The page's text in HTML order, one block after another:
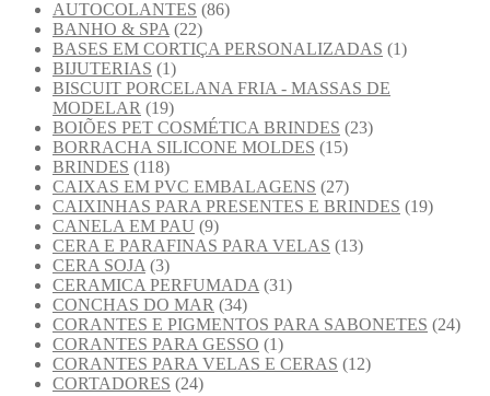
AUTOCOLANTES (86)
BANHO & SPA (22)
BASES EM CORTIÇA PERSONALIZADAS (1)
BIJUTERIAS (1)
BISCUIT PORCELANA FRIA - MASSAS DE
MODELAR (19)
BOIÕES PET COSMÉTICA BRINDES (23)
BORRACHA SILICONE MOLDES (15)
BRINDES (118)
CAIXAS EM PVC EMBALAGENS (27)
CAIXINHAS PARA PRESENTES E BRINDES (19)
CANELA EM PAU (9)
CERA E PARAFINAS PARA VELAS (13)
CERA SOJA (3)
CERAMICA PERFUMADA (31)
CONCHAS DO MAR (34)
CORANTES E PIGMENTOS PARA SABONETES (24)
CORANTES PARA GESSO (1)
CORANTES PARA VELAS E CERAS (12)
CORTADORES (24)